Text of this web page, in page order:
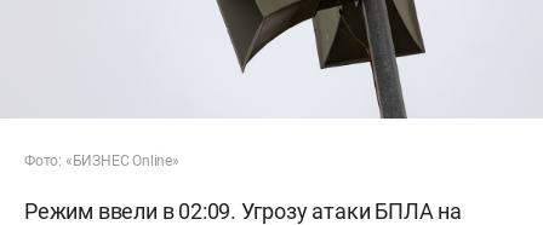
Фото: «БИЗНЕС Online»
Режим ввели в 02:09. Угрозу атаки БПЛА на